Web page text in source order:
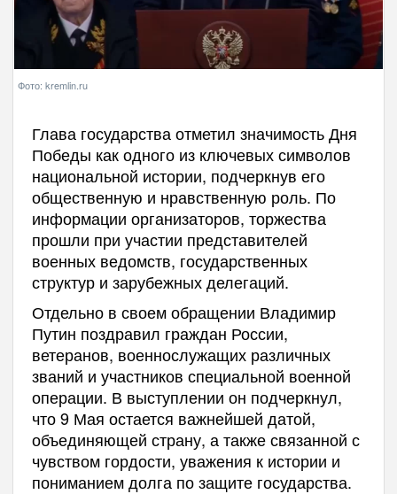
Фото: kremlin.ru
Глава государства отметил значимость Дня
Победы как одного из ключевых символов
национальной истории, подчеркнув его
общественную и нравственную роль. По
информации организаторов, торжества
прошли при участии представителей
военных ведомств, государственных
структур и зарубежных делегаций.
Отдельно в своем обращении Владимир
Путин поздравил граждан России,
ветеранов, военнослужащих различных
званий и участников специальной военной
операции. В выступлении он подчеркнул,
что 9 Мая остается важнейшей датой,
объединяющей страну, а также связанной с
чувством гордости, уважения к истории и
пониманием долга по защите государства.